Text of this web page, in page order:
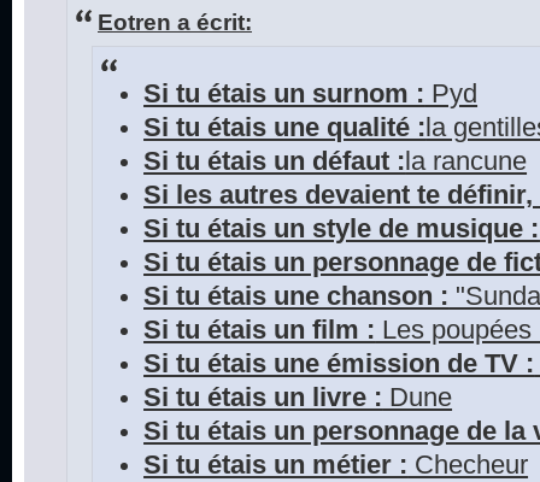
Eotren a écrit:
Si tu étais un surnom : Pyd
Si tu étais une qualité : la
Si tu étais un défaut : la rancune
Si les autres devaient te
Si tu étais un style de musique :
Si tu étais un personnage de
Si tu étais une chanson :
Si tu étais un film : Les
Si tu étais une émission de TV :
Si tu étais un livre : Dune
Si tu étais un personnage de la
Si tu étais un métier : Checheur